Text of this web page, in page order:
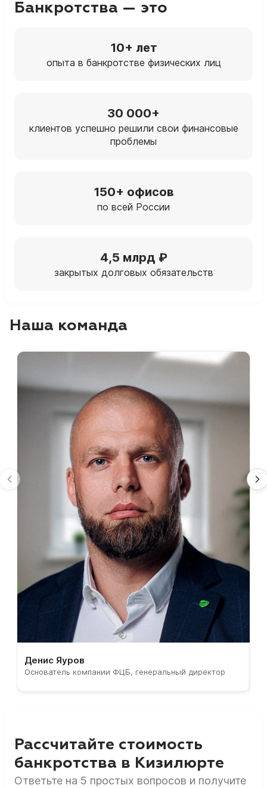
Банкротства — это
10+ лет
опыта в банкротстве физических лиц
30 000+
клиентов успешно решили свои финансовые
проблемы
150+ офисов
по всей России
4,5 млрд ₽
закрытых долговых обязательств
Наша команда
Денис Яуров
Основатель компании ФЦБ, генеральный директор
Рассчитайте стоимость
банкротства в Кизилюрте
Ответьте на 5 простых вопросов и получите